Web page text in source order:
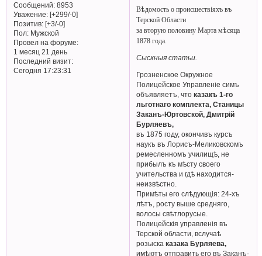
Сообщений:8953
Уважение: [+299/-0]
Позитив: [+3/-0]
Пол:Мужской
Провел на форуме:
1 месяц 21 день
Последний визит:
Сегодня 17:23:31
Вѣдомость о происшествіяхъ въ
Терской Области
за вторую половину Марта мѣсяца
1878 года.
Сыскныя статьи.
Грозненское Окружное
Полицейское Управленіе симъ
объявляетъ, чтоказакъ 1-го
льготнаго комплекта, Станицы
Заканъ-Юртовской, Дмитрій
Бурляевъ,
въ 1875 году, окончивъ курсъ
наукъ въ Лорисъ-Меликовскомъ
ремесленномъ училищѣ, не
прибылъ къ мѣсту своего
учительства и гдѣ находится-
неизвѣстно.
Примѣты его слѣдующія: 24-хъ
лѣтъ, росту выше средняго,
волосы свѣтлорусые.
Полицейскія управленія въ
Терской области, вслучаѣ
розыскаказака Бурляева,
имѣютъ отправить его въ Заканъ-